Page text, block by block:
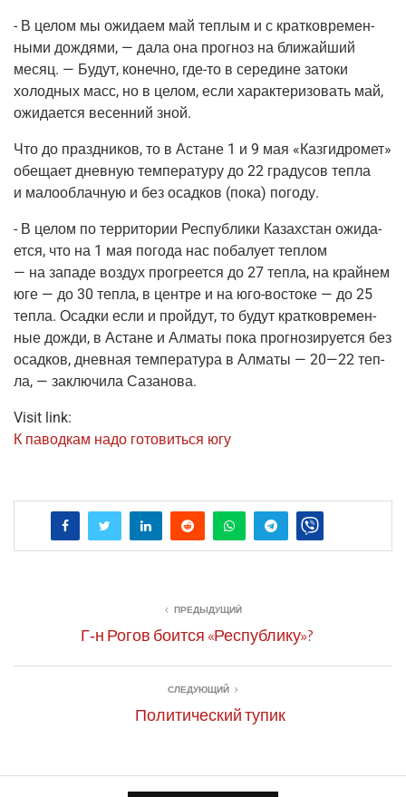
- В целом мы ожи­да­ем май теп­лым и с крат­ко­вре­мен­
ны­ми дождя­ми, — дала она про­гноз на бли­жай­ший
месяц. — Будут, конеч­но, где-то в сере­дине зато­ки
холод­ных масс, но в целом, если харак­те­ри­зо­вать май,
ожи­да­ет­ся весен­ний зной.
Что до празд­ни­ков, то в Астане 1 и 9 мая «Каз­гид­ро­мет»
обе­ща­ет днев­ную тем­пе­ра­ту­ру до 22 гра­ду­сов теп­ла
и мало­об­лач­ную и без осад­ков (пока) пого­ду.
- В целом по тер­ри­то­рии Рес­пуб­ли­ки Казах­стан ожи­да­
ет­ся, что на 1 мая пого­да нас поба­лу­ет теп­лом
— на запа­де воз­дух про­гре­ет­ся до 27 теп­ла, на край­нем
юге — до 30 теп­ла, в цен­тре и на юго-восто­ке — до 25
теп­ла. Осад­ки если и прой­дут, то будут крат­ко­вре­мен­
ные дожди, в Астане и Алма­ты пока про­гно­зи­ру­ет­ся без
осад­ков, днев­ная тем­пе­ра­ту­ра в Алма­ты — 20—22 теп­
ла, — заклю­чи­ла Сазанова.
Visit link:
К павод­кам надо гото­вить­ся югу
ПРЕДЫДУЩИЙ
Г‑н Рогов боится «Республику»?
СЛЕДУЮЩИЙ
Политический тупик